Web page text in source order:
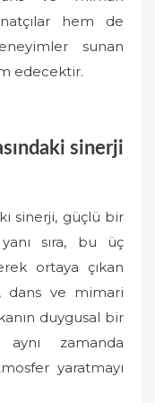
hem de
sunan
edecektir.
sinerji
sinerji, güçlü bir
sıra, bu üç
ortaya çıkan
dans ve mimari
duygusal bir
zamanda
yaratmayı